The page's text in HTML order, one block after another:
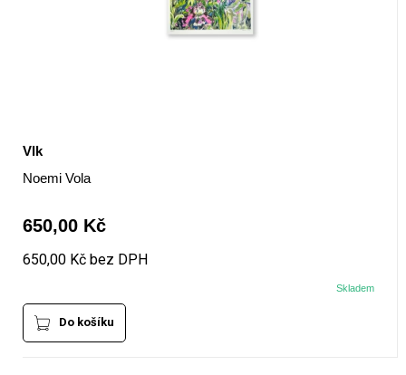
Vlk
Noemi Vola
650,00 Kč
650,00 Kč bez DPH
Skladem
Do košíku